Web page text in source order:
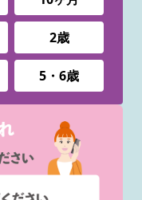
2歳
5・6歳